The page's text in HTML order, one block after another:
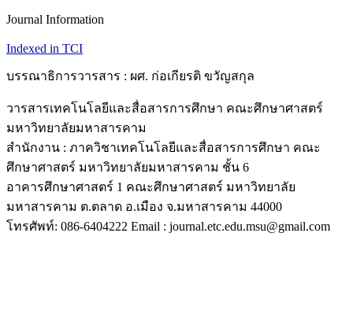
Journal Information
Indexed in TCI
บรรณาธิการวารสาร : ผศ. ก่อเกียรติ ขวัญสกุล
วารสารเทคโนโลยีและสื่อสารการศึกษา คณะศึกษาศาสตร์
มหาวิทยาลัยมหาสารคาม
สำนักงาน : ภาควิชาเทคโนโลยีและสื่อสารการศึกษา คณะ
ศึกษาศาสตร์ มหาวิทยาลัยมหาสารคาม ชั้น 6
อาคารศึกษาศาสตร์ 1 คณะศึกษาศาสตร์ มหาวิทยาลัย
มหาสารคาม ต.ตลาด อ.เมือง จ.มหาสารคาม 44000
โทรศัพท์: 086-6404222 Email : journal.etc.edu.msu@gmail.com